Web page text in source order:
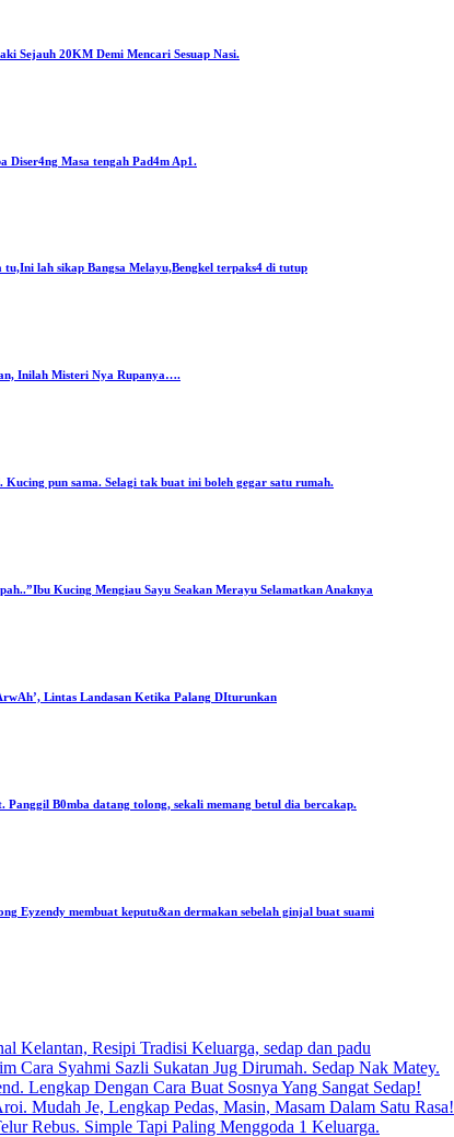
Sejauh 20KM Demi Mencari Sesuap Nasi.
Diser4ng Masa tengah Pad4m Ap1.
lah sikap Bangsa Melayu,Bengkel terpaks4 di tutup
Inilah Misteri Nya Rupanya….
pun sama. Selagi tak buat ini boleh gegar satu rumah.
Kucing Mengiau Sayu Seakan Merayu Selamatkan Anaknya
Lintas Landasan Ketika Palang DIturunkan
B0mba datang tolong, sekali memang betul dia bercakap.
Eyzendy membuat keputu&an dermakan sebelah ginjal buat suami
Kelantan, Resipi Tradisi Keluarga, sedap dan padu
Cara Syahmi Sazli Sukatan Jug Dirumah. Sedap Nak Matey.
Lengkap Dengan Cara Buat Sosnya Yang Sangat Sedap!
Mudah Je, Lengkap Pedas, Masin, Masam Dalam Satu Rasa!
Rebus. Simple Tapi Paling Menggoda 1 Keluarga.